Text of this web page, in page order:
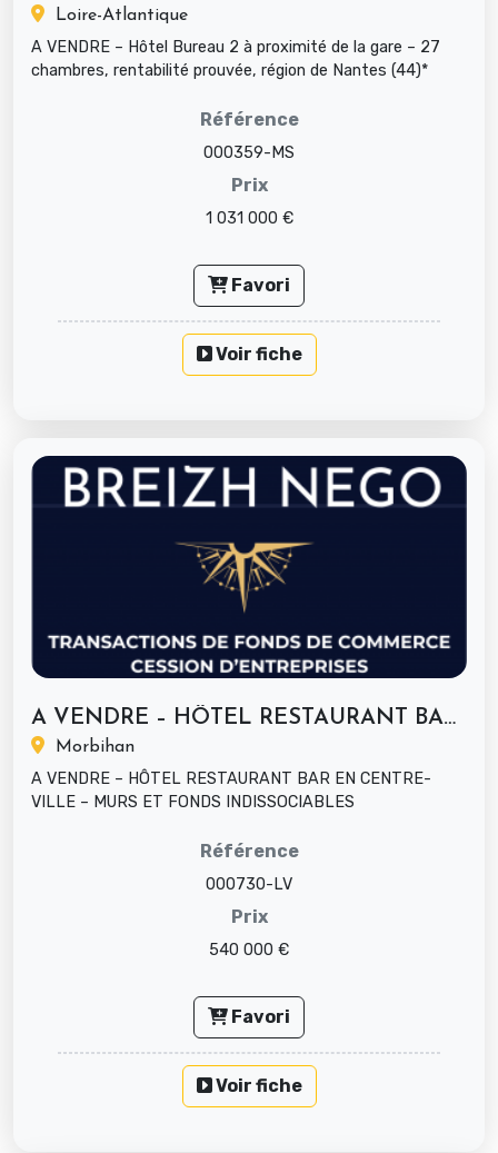
Loire-Atlantique
A VENDRE – Hôtel Bureau 2 à proximité de la gare – 27
chambres, rentabilité prouvée, région de Nantes (44)*
Référence
000359-MS
Prix
1 031 000 €
Favori
Voir fiche
A VENDRE – HÔTEL RESTAURANT BAR EN...
Morbihan
A VENDRE – HÔTEL RESTAURANT BAR EN CENTRE-
VILLE – MURS ET FONDS INDISSOCIABLES
Référence
000730-LV
Prix
540 000 €
Favori
Voir fiche